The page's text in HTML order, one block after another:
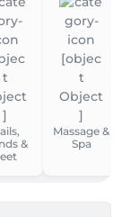
&
Massage &
Spa